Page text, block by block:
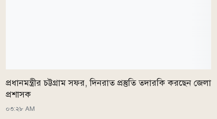
প্রধানমন্ত্রীর চট্টগ্রাম সফর, দিনরাত প্রস্তুতি তদারকি করছেন জেলা
প্রশাসক
০৩:২৮ AM